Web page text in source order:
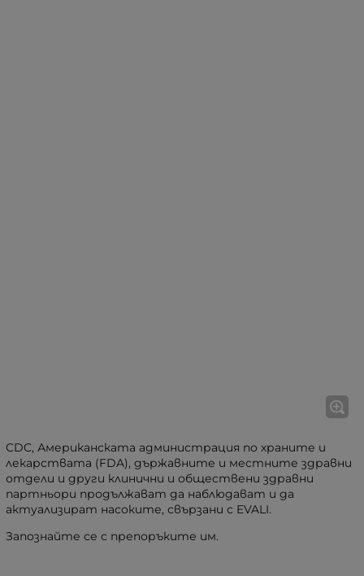
CDC, Американската администрация по храните и
лекарствата (FDA), държавните и местните здравни
отдели и други клинични и обществени здравни
партньори продължават да наблюдават и да
актуализират насоките, свързани с EVALI.
Запознайте се с препоръките им.